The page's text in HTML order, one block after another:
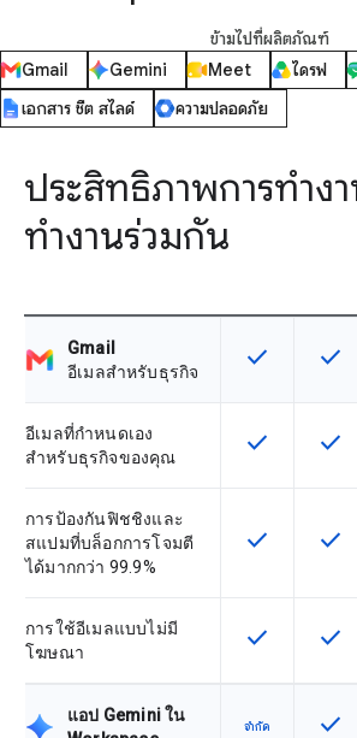
ข้ามไปที่ผลิตภัณฑ์
Gmail
Gemini Meet ไดรฟ์
เอกสาร ชีต สไลด์
ความปลอดภัย
ประสิทธิภาพการทำง
ทำงานร่วมกัน
Gmail
อีเมลสำหรับธุรกิจ
ฟีเจอร์นี้ใช้ได้
check ฟีเจ
check
อีเมลที่กำหนดเอง
สำหรับธุรกิจของคุณ
ฟีเจอร์นี้ใช้ได้
check ฟีเจ
check
การป้องกันฟิชชิงและ
สแปมที่บล็อกการโจมตี
ได้มากกว่า 99.9%
ฟีเจอร์นี้ใช้ได้
check ฟีเจ
check
การใช้อีเมลแบบไม่มี
โฆษณา
ฟีเจอร์นี้ใช้ได้
check ฟีเจ
check
แอป Gemini ใน
จำกัด ฟีเจ
check